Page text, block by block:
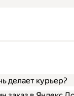
делает курьер?